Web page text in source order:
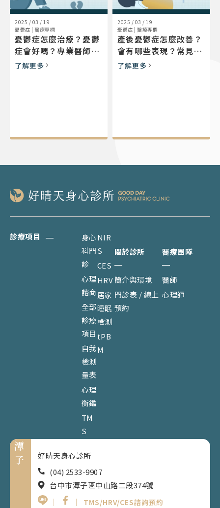
2025 / 03 / 19
憂鬱症 | 醫療專欄
憂鬱症怎麼治療？憂鬱
症會好嗎？專業醫師解
答常見療法與流程
了解更多
2025 / 03 / 19
憂鬱症 | 醫療專欄
產後憂鬱症怎麼改善？
會有哪些表現？常見症
狀與治療方式解析
了解更多
診療項目
身心
科門
診
心理
諮商
全部
診療
項目
自我
檢測
量表
心理
衡鑑
TM
S
NIR
S
CES
HRV
居家
睡眠
檢測
tPB
M
關於診所
簡介與環境
門診表 / 線上
預約
醫療團隊
醫師
心理師
潭
子
好晴天身心診所
(04) 2533-9907
台中市潭子區中山路二段374號
｜
｜ TMS/HRV/CES諮詢預約